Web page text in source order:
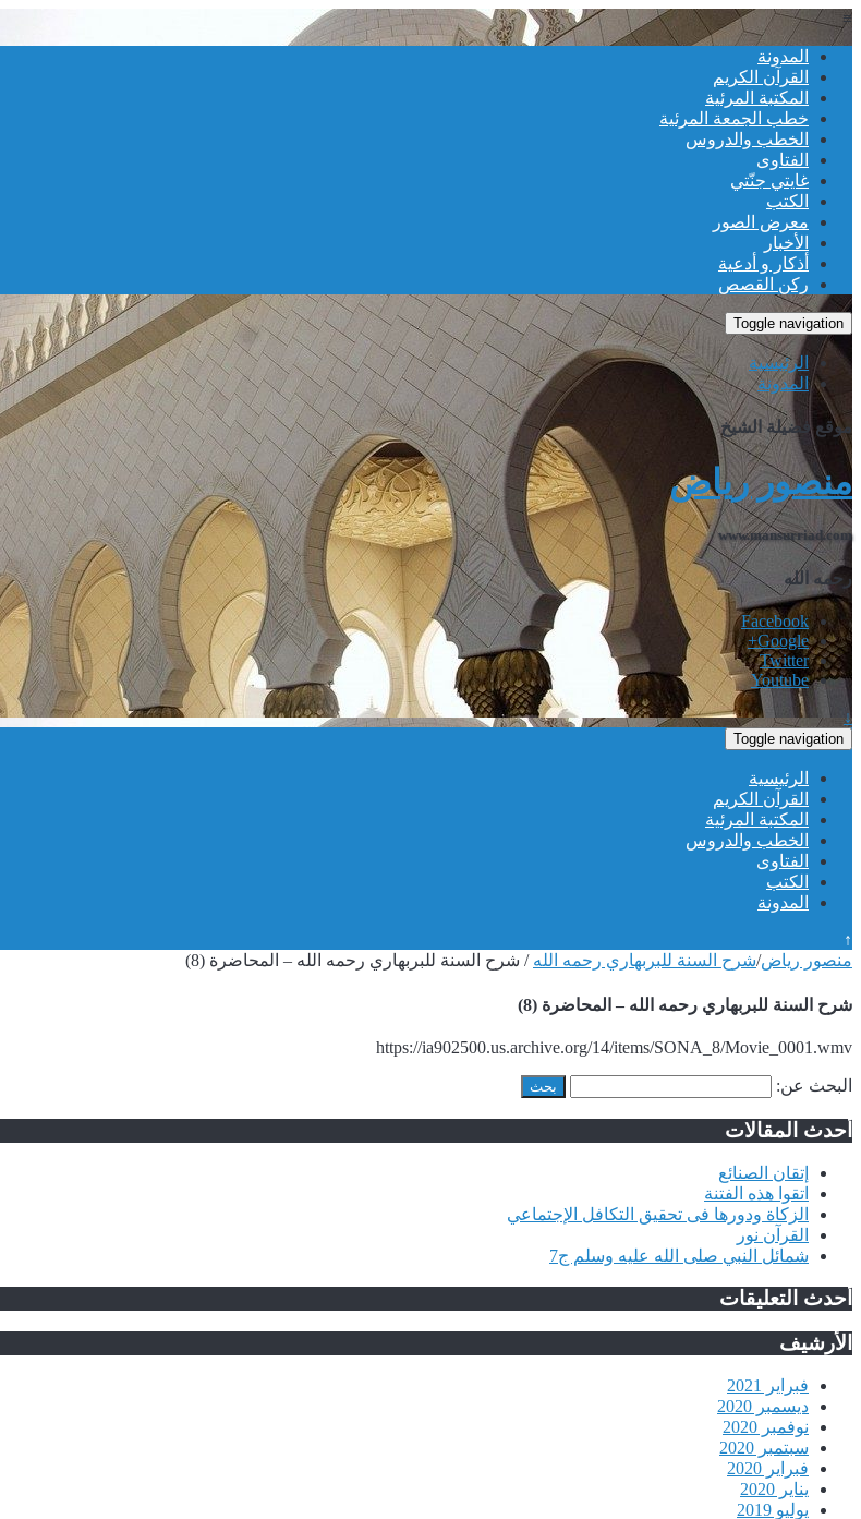
≡
المدونة
القرآن الكريم
المكتبة المرئية
خطب الجمعة المرئية
الخطب والدروس
الفتاوى
غايتي جنّتي
الكتب
معرض الصور
الأخبار
أذكار و أدعية
ركن القصص
Toggle navigation
الرئيسية
المدونة
موقع فضيلة الشيخ
منصور رياض
www.mansurriad.com
رحمه الله
Facebook
Google+
Twitter
Youtube
↓
Toggle navigation
الرئيسية
القرآن الكريم
المكتبة المرئية
الخطب والدروس
الفتاوى
الكتب
المدونة
↑
منصور رياض/شرح السنة للبربهاري رحمه الله / شرح السنة للبربهاري رحمه الله – المحاضرة (8)
شرح السنة للبربهاري رحمه الله – المحاضرة (8)
https://ia902500.us.archive.org/14/items/SONA_8/Movie_0001.wmv
البحث عن:
أحدث المقالات
إتقان الصنائع
اتقوا هذه الفتنة
الزكاة ودورها فى تحقيق التكافل الإجتماعي
القرآن نور
شمائل النبي صلى الله عليه وسلم ج7
أحدث التعليقات
الأرشيف
فبراير 2021
ديسمبر 2020
نوفمبر 2020
سبتمبر 2020
فبراير 2020
يناير 2020
يوليو 2019